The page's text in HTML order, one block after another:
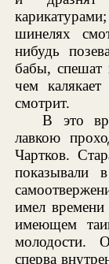
шинелях
нибудь
бабы, спешат
чем
смотрит.
В это
лавкою
Чартков.
показывали
имел времени
имеющем
молодости.
сперва